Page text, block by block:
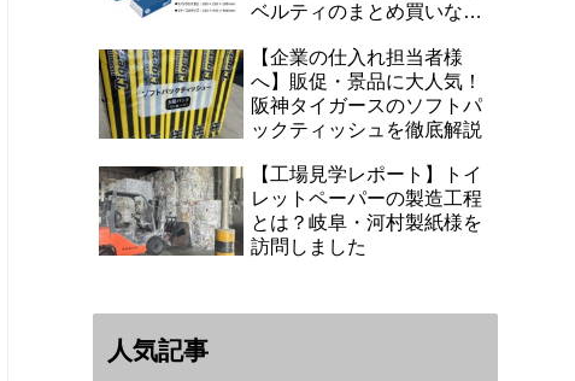
ベルティのまとめ買いなら
【企業の仕入れ担当者様
へ】販促・景品に大人気！
阪神タイガースのソフトパ
ックティッシュを徹底解説
【工場見学レポート】トイ
レットペーパーの製造工程
とは？岐阜・河村製紙様を
訪問しました
人気記事